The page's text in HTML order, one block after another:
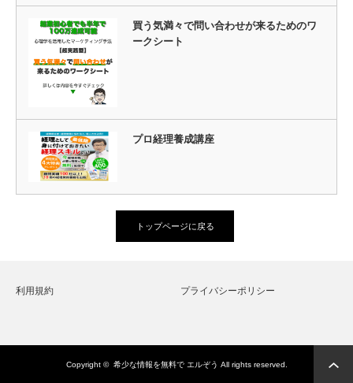
買う気満々で問い合わせが来るためのワ
ークシート
プロ経理養成講座
トップページに戻る
利用規約 プライバシーポリシー
Copyright © 希少な情報を無料で エルぞう All rights reserved.